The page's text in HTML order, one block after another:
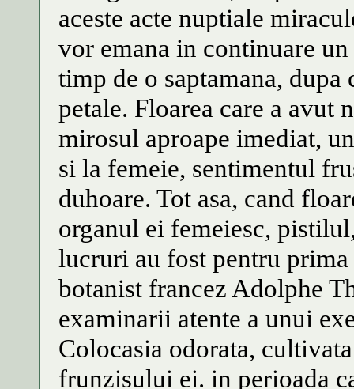
aceste acte nuptiale
vor emana in continuare
timp de o saptamana, dupa
petale. Floarea care a avut
mirosul aproape imediat,
si la femeie, sentimentul
duhoare. Tot asa, cand
organul ei femeiesc,
lucruri au fost pentru
botanist francez Adolphe
examinarii atente a unui
Colocasia odorata,
frunzisului ei. in perioada